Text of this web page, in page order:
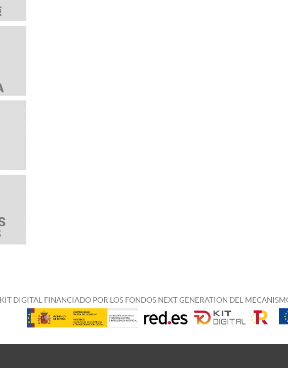
DIGITAL FINANCIADO POR LOS FONDOS NEXT GENERATION DEL